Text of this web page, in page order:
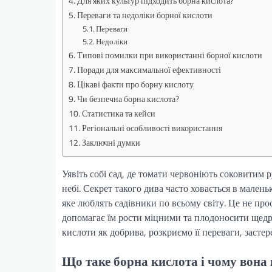
Переваги та недоліки борної кислоти
Переваги
Недоліки
Типові помилки при використанні борної кислоти
Поради для максимальної ефективності
Цікаві факти про борну кислоту
Чи безпечна борна кислота?
Статистика та кейси
Регіональні особливості використання
Заключні думки
Уявіть собі сад, де томати червоніють соковитим
небі. Секрет такого дива часто ховається в
яке люблять садівники по всьому світу. Це не
допомагає їм рости міцними та плодоносити
кислоти як добрива, розкриємо її переваги,
Що таке борна кислота і чому